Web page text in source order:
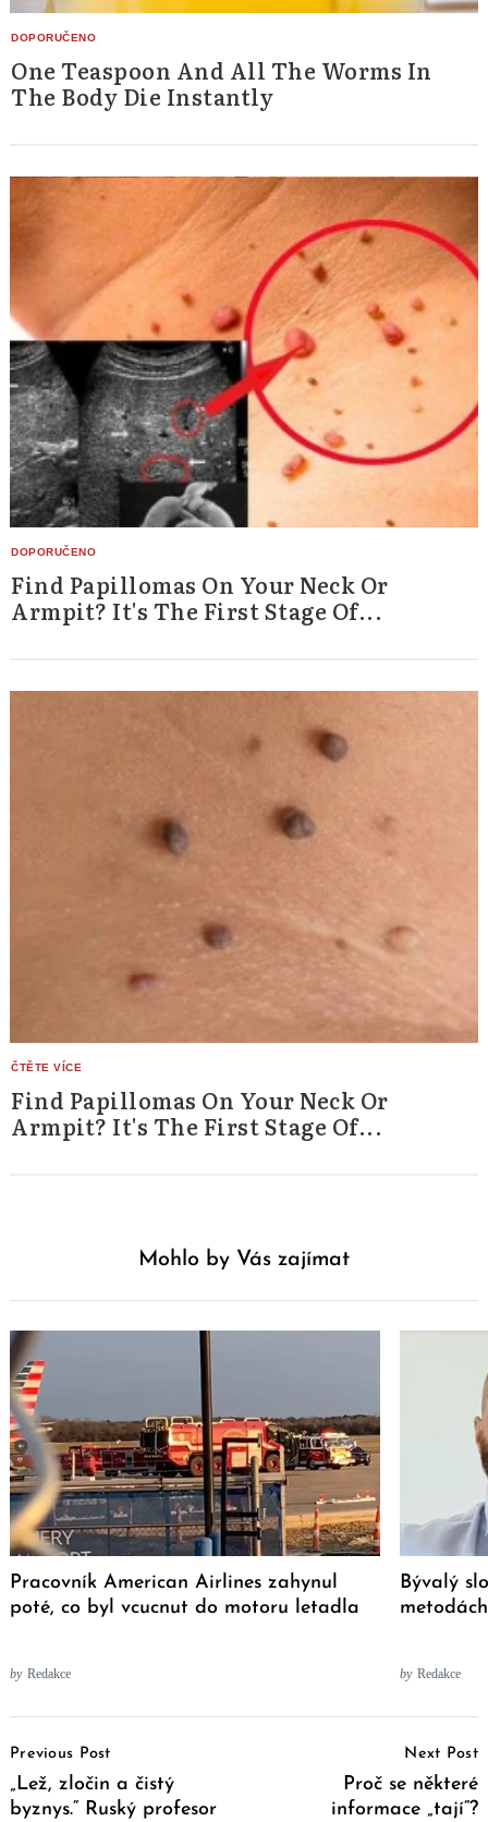
One Teaspoon And All The Worms In
The Body Die Instantly
Find Papillomas On Your Neck Or
Armpit? It's The First Stage Of...
Find Papillomas On Your Neck Or
Armpit? It's The First Stage Of...
Mohlo by Vás zajímat
Pracovník American Airlines zahynul
poté, co byl vcucnut do motoru letadla
by Redakce
Bývalý
by Redakce
Navigation
Previous Post
„Lež, zločin a čistý
byznys.“ Ruský profesor
Next Post
Proč se některé
informace „tají“?